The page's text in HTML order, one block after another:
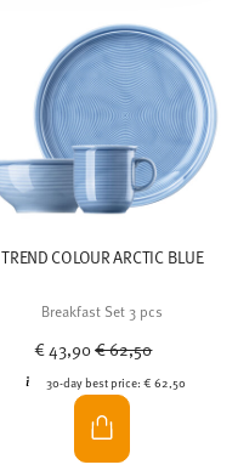
TREND COLOUR ARCTIC BLUE
Breakfast Set 3 pcs
€ 43,90Price reduced from
€ 62,50
30-day best price: € 62,50